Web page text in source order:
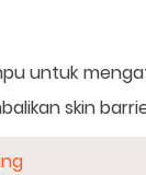
untuk
skin